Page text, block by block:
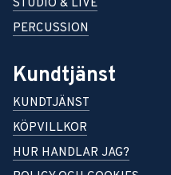
STUDIO & LIVE
PERCUSSION
Kundtjänst
KUNDTJÄNST
KÖPVILLKOR
HUR HANDLAR JAG?